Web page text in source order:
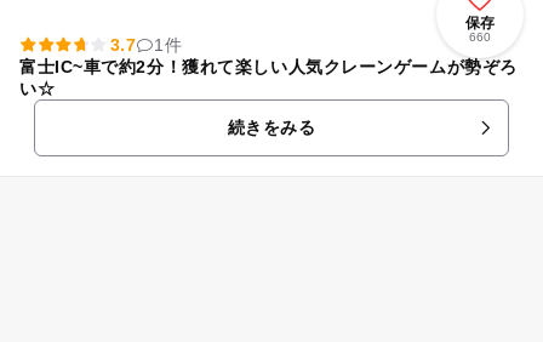
保存
660
3.7
1件
富士IC~車で約2分！獲れて楽しい人気クレーンゲームが勢ぞろ
い☆
続きをみる